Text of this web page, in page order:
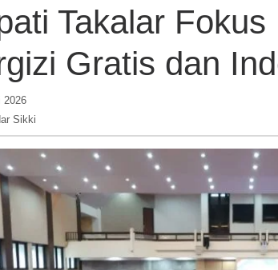
Bupati
Fokus
Program
Gratis
Indonesia
ASRI
Takalar
Gratis dan
2026
Hasdar
Sikki